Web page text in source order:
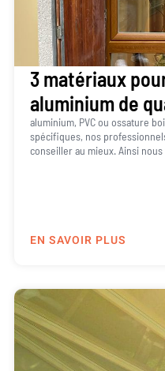
3 matériaux
aluminium de
aluminium, PVC ou ossature
spécifiques, nos
conseiller au mieux. Ainsi
EN SAVOIR PLUS